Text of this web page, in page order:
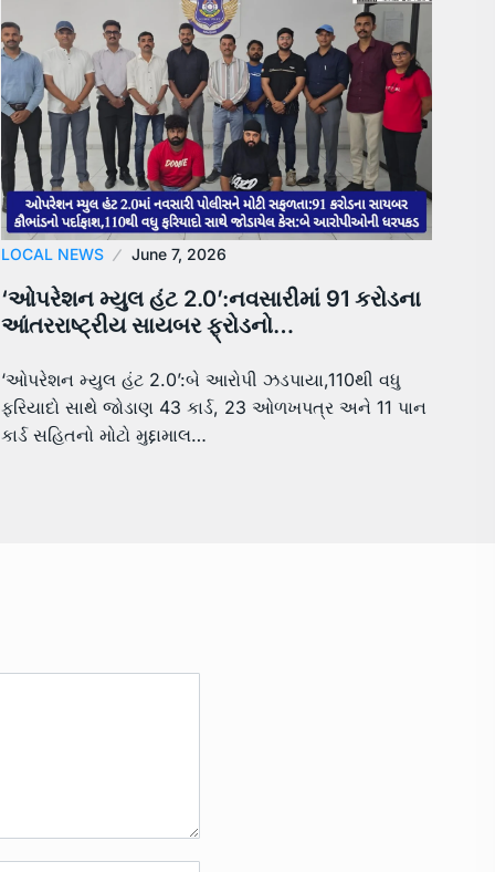
LOCAL NEWS June 7, 2026
‘ઓપરેશન મ્યુલ હંટ 2.0’:નવસારીમાં 91 કરોડના
આંતરરાષ્ટ્રીય સાયબર ફ્રોડનો…
‘ઓપરેશન મ્યુલ હંટ 2.0’:બે આરોપી ઝડપાયા,110થી વધુ
ફરિયાદો સાથે જોડાણ 43 કાર્ડ, 23 ઓળખપત્ર અને 11 પાન
કાર્ડ સહિતનો મોટો મુદ્દામાલ…